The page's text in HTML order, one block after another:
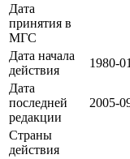
Дата
принятия в
МГС
Дата начала
действия
1980-
Дата
последней
редакции
2005-
Страны
действия